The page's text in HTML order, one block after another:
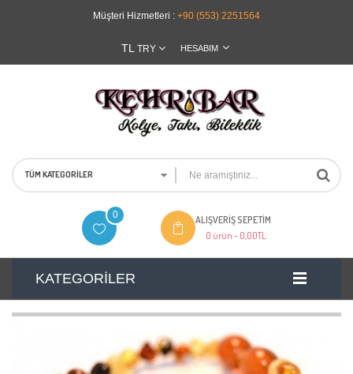
Müşteri Hizmetleri : +90 (553) 2251564
TL TRY HESABIM
TÜM KATEGORILER
0
ALIŞVERIŞ SEPETIM
0 ürün -0,00TL
KATEGORILER
<P><BR></P>